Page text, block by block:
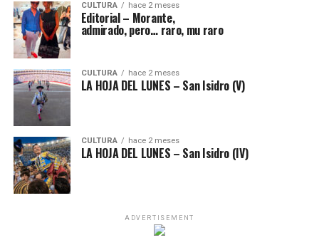
CULTURA hace 2 meses
Editorial – Morante,
admirado, pero… raro, mu raro
CULTURA hace 2 meses
LA HOJA DEL LUNES – San Isidro (V)
CULTURA hace 2 meses
LA HOJA DEL LUNES – San Isidro (IV)
ADVERTISEMENT